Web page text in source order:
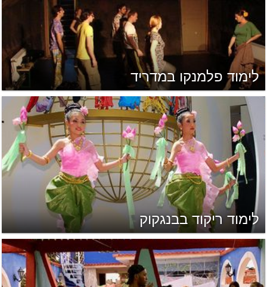
לימוד פלמנקו במדריד
לימוד ריקוד בבנגקוק